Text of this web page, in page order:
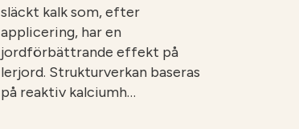
släckt kalk som, efter
applicering, har en
jordförbättrande effekt på
lerjord. Strukturverkan baseras
på reaktiv kalciumh…